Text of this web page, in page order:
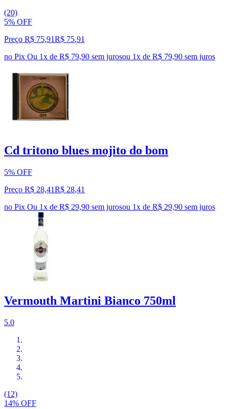
(20)
5% OFF
Preço R$ 75,91R$ 75,91
no Pix Ou 1x de R$ 79,90 sem jurosou 1x de R$ 79,90 sem juros
Cd tritono blues mojito do bom
5% OFF
Preço R$ 28,41R$ 28,41
no Pix Ou 1x de R$ 29,90 sem jurosou 1x de R$ 29,90 sem juros
Vermouth Martini Bianco 750ml
5.0
(12)
14% OFF